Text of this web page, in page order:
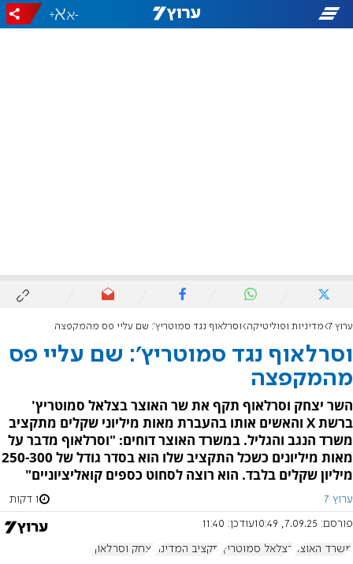
-
+
ערוץ 7 מדיניות ופוליטיקה וסרלאוף נגד סמוטריץ': שם עליי פס מהמקפצה
וסרלאוף נגד סמוטריץ': שם עליי פס
מהמקפצה
השר יצחק וסרלאוף תקף את שר האוצר בצלאל סמוטריץ'
ברשת X והאשים אותו בהעברת מאות מיליוני שקלים מתקציב
משרד הנגב והגליל. במשרד האוצר דוחים: "וסרלאוף מדבר על
מאות מיליונים כשכל התקציב שלו הוא בסדר גודל של 250-300
מיליון שקלים בלבד. הוא רוצה לסחוט כספים קואליציוניים"
ערוץ 7 1 דקות
פורסם: 7.09.25, 10:49 עודכן: 11:40
משרד האוצר בצלאל סמוטריץ' תקציב המדינה יצחק וסרלאוף